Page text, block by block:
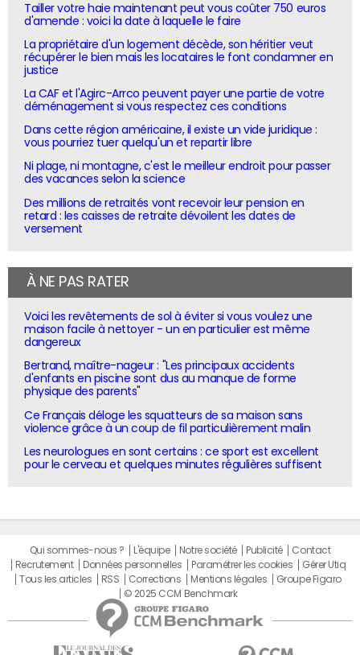
Tailler votre haie maintenant peut vous coûter 750 euros
d'amende : voici la date à laquelle le faire
La propriétaire d'un logement décède, son héritier veut
récupérer le bien mais les locataires le font condamner en
justice
La CAF et l'Agirc-Arrco peuvent payer une partie de votre
déménagement si vous respectez ces conditions
Dans cette région américaine, il existe un vide juridique :
vous pourriez tuer quelqu'un et repartir libre
Ni plage, ni montagne, c'est le meilleur endroit pour passer
des vacances selon la science
Des millions de retraités vont recevoir leur pension en
retard : les caisses de retraite dévoilent les dates de
versement
À NE PAS RATER
Voici les revêtements de sol à éviter si vous voulez une
maison facile à nettoyer - un en particulier est même
dangereux
Bertrand, maître-nageur : "Les principaux accidents
d'enfants en piscine sont dus au manque de forme
physique des parents"
Ce Français déloge les squatteurs de sa maison sans
violence grâce à un coup de fil particulièrement malin
Les neurologues en sont certains : ce sport est excellent
pour le cerveau et quelques minutes régulières suffisent
Qui sommes-nous ? L'équipe Notre société Publicité
Contact
Recrutement
Données personnelles Paramétrer les cookies
Gérer Utiq
Tous les articles
RSS Corrections Mentions légales
Groupe Figaro
© 2025 CCM Benchmark